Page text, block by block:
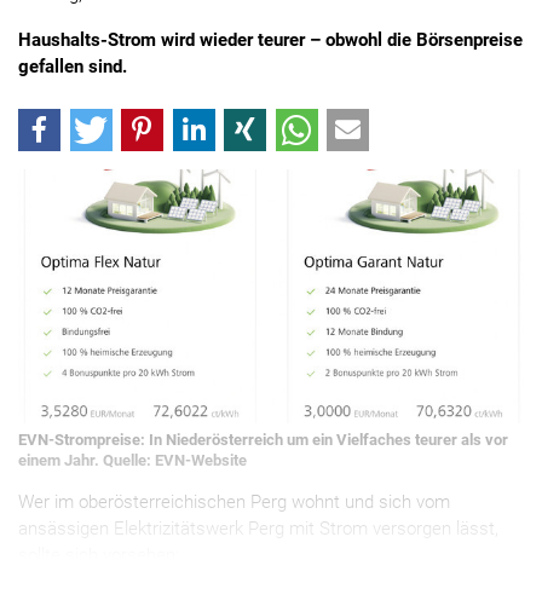
Haushalts-Strom wird wieder teurer – obwohl die Börsenpreise
gefallen sind.
EVN-Strompreise: In Niederösterreich um ein Vielfaches teurer als vor
einem Jahr. Quelle: EVN-Website
Wer im oberösterreichischen Perg wohnt und sich vom
ansässigen Elektrizitätswerk Perg mit Strom versorgen lässt,